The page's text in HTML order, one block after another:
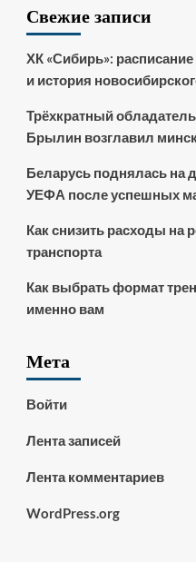
Свежие записи
ХК «Сибирь»:
и история
Трёхкратный
Брылин возглавил
Беларусь поднялась на
УЕФА после успешных
Как снизить расходы на
транспорта
Как выбрать формат
именно вам
Мета
Войти
Лента записей
Лента комментариев
WordPress.org